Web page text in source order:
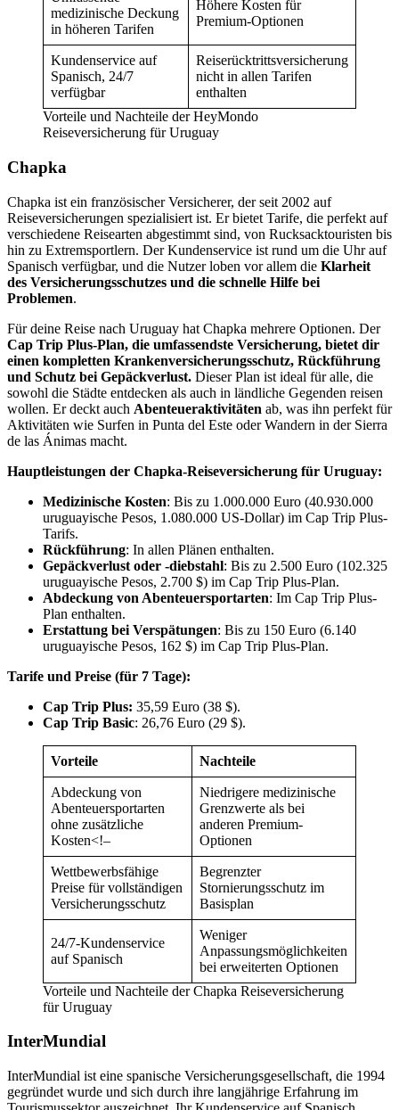
medizinische Deckung
in höheren Tarifen
Höhere Kosten für
Premium-Optionen
Kundenservice auf
Spanisch, 24/7
verfügbar
Reiserücktrittsversicherung
nicht in allen Tarifen
enthalten
Vorteile und Nachteile der HeyMondo
Reiseversicherung für Uruguay
Chapka
Chapka ist ein französischer Versicherer, der seit 2002 auf
Reiseversicherungen spezialisiert ist. Er bietet Tarife, die perfekt auf
verschiedene Reisearten abgestimmt sind, von Rucksacktouristen bis
hin zu Extremsportlern. Der Kundenservice ist rund um die Uhr auf
Spanisch verfügbar, und die Nutzer loben vor allem die Klarheit
des Versicherungsschutzes und die schnelle Hilfe bei
Problemen.
Für deine Reise nach Uruguay hat Chapka mehrere Optionen. Der
Cap Trip Plus-Plan, die umfassendste Versicherung, bietet dir
einen kompletten Krankenversicherungsschutz, Rückführung
und Schutz bei Gepäckverlust. Dieser Plan ist ideal für alle, die
sowohl die Städte entdecken als auch in ländliche Gegenden reisen
wollen. Er deckt auch Abenteueraktivitäten ab, was ihn perfekt für
Aktivitäten wie Surfen in Punta del Este oder Wandern in der Sierra
de las Ánimas macht.
Hauptleistungen der Chapka-Reiseversicherung für Uruguay:
Medizinische Kosten: Bis zu 1.000.000 Euro (40.930.000
uruguayische Pesos, 1.080.000 US-Dollar) im Cap Trip Plus-
Tarifs.
Rückführung: In allen Plänen enthalten.
Gepäckverlust oder -diebstahl: Bis zu 2.500 Euro (102.325
uruguayische Pesos, 2.700 $) im Cap Trip Plus-Plan.
Abdeckung von Abenteuersportarten: Im Cap Trip Plus-
Plan enthalten.
Erstattung bei Verspätungen: Bis zu 150 Euro (6.140
uruguayische Pesos, 162 $) im Cap Trip Plus-Plan.
Tarife und Preise (für 7 Tage):
Cap Trip Plus: 35,59 Euro (38 $).
Cap Trip Basic: 26,76 Euro (29 $).
Vorteile Nachteile
Abdeckung von
Abenteuersportarten
ohne zusätzliche
Kosten<!–
Niedrigere medizinische
Grenzwerte als bei
anderen Premium-
Optionen
Wettbewerbsfähige
Preise für vollständigen
Versicherungsschutz
Begrenzter
Stornierungsschutz im
Basisplan
24/7-Kundenservice
auf Spanisch
Weniger
Anpassungsmöglichkeiten
bei erweiterten Optionen
Vorteile und Nachteile der Chapka Reiseversicherung
für Uruguay
InterMundial
InterMundial ist eine spanische Versicherungsgesellschaft, die 1994
gegründet wurde und sich durch ihre langjährige Erfahrung im